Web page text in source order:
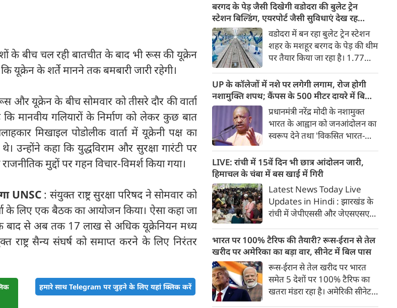
के बीच चल रही बातचीत के बाद भी रूस की यूक्रेन
यूक्रेन के शर्ते मानने तक बमबारी जारी रहेगी।
और यूक्रेन के बीच सोमवार को तीसरे दौर की वार्ता
मानवीय गलियारों के निर्माण को लेकर कुछ बात
मिखाइल पोडोलीक वार्ता में यूक्रेनी पक्ष का
उन्होंने कहा कि युद्धविराम और सुरक्षा गारंटी पर
मुद्दों पर गहन विचार-विमर्श किया गया।
UNSC : संयुक्त राष्ट्र सुरक्षा परिषद ने सोमवार को
के लिए एक बैठक का आयोजन किया। ऐसा कहा जा
से अब तक 17 लाख से अधिक यूक्रेनियन मध्य
राष्ट्र सैन्य संघर्ष को समाप्त करने के लिए निरंतर
हमारे साथ Telegram पर जुड़ने के लिए यहां क्लिक करें
बरगद के पेड़ जैसी दिखेगी वडोदरा की बुलेट ट्रेन
स्टेशन बिल्डिंग, एयरपोर्ट जैसी सुविधाएं देख रह
जाएंगे दंग
वडोदरा में बन रहा बुलेट ट्रेन स्टेशन
शहर के मशहूर बरगद के पेड़ की थीम
पर तैयार किया जा रहा है। 1.77
एयरपोर्ट जैसी आधुनिक सुविधाएं
होंगी। मुंबई-अहमदाबाद यात्रा महज
2 घंटे 15 मिनट में पूरी होगी।
UP के कॉलेजों में नशे पर लगेगी लगाम, रोज होगी
नशामुक्ति शपथ; कैंपस के 500 मीटर दायरे में बिक्री
पर सख्ती
प्रधानमंत्री नरेंद्र मोदी के नशामुक्त
भारत के आह्वान को जनआंदोलन का
स्वरूप देने तथा 'विकसित भारत-
साकार करने के उद्देश्य से योगी
सरकार सभी उच्च शिक्षण संस्थानों में
व्यापक नशामुक्ति अभियान
चलाएगी। विधानसभा परिसर में उच्च
शिक्षा मंत्री योगेंद्र उपाध्याय की
अध्यक्षता में प्रदेश के सभी राजकीय
विश्वविद्यालयों के कुलसचिवों एवं
परीक्षा नियंत्रकों की महत्वपूर्ण बैठक
आयोजित की गई।
LIVE: रांची में 15वें दिन भी छात्र आंदोलन जारी,
हिमाचल के चंबा में बस खाई में गिरी
Latest News Today Live
Updates in Hindi : झारखंड के
रांची में जेपीएससी और जेएसएसएसी
आंदोलन का आज 15वां दिन है। कुछ
ही देर में फिर सर्किट हाउस में सरकार
और छात्रों के प्रतिनिधिमंडल के बीच
बात होगी। पल पल की जानकारी...
भारत पर 100% टैरिफ की तैयारी? रूस-ईरान से तेल
खरीद पर अमेरिका का बड़ा वार, सीनेट में बिल पास
रूस-ईरान से तेल खरीद पर भारत
समेत 5 देशों पर 100% टैरिफ का
खतरा मंडरा रहा है। अमेरिकी सीनेट ने